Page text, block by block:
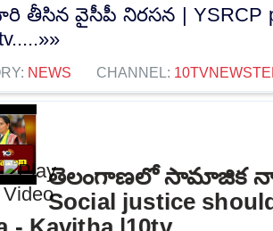
తీసిన వైసీపీ నిరసన | YSRCP
NEWS CHANNEL:
తెలంగాణలో సామాజిక
Social justice